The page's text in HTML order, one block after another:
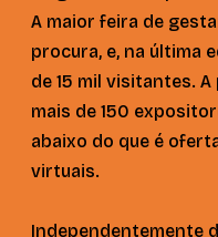
A maior feira de
procura, e, na última
de 15 mil visitantes.
mais de 150
abaixo do que é
virtuais.
Independentemente